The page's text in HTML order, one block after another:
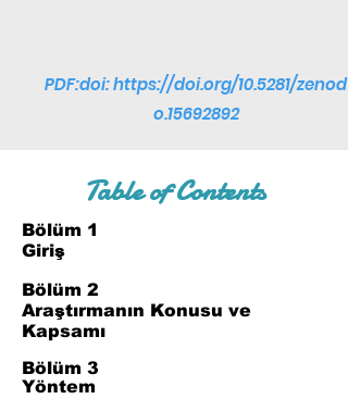
PDF:doi:https://doi.org/10.5281/zenod
o.15692892
Table of Contents
Bölüm 1
Giriş
Bölüm 2
Araştırmanın Konusu ve
Kapsamı
Bölüm 3
Yöntem